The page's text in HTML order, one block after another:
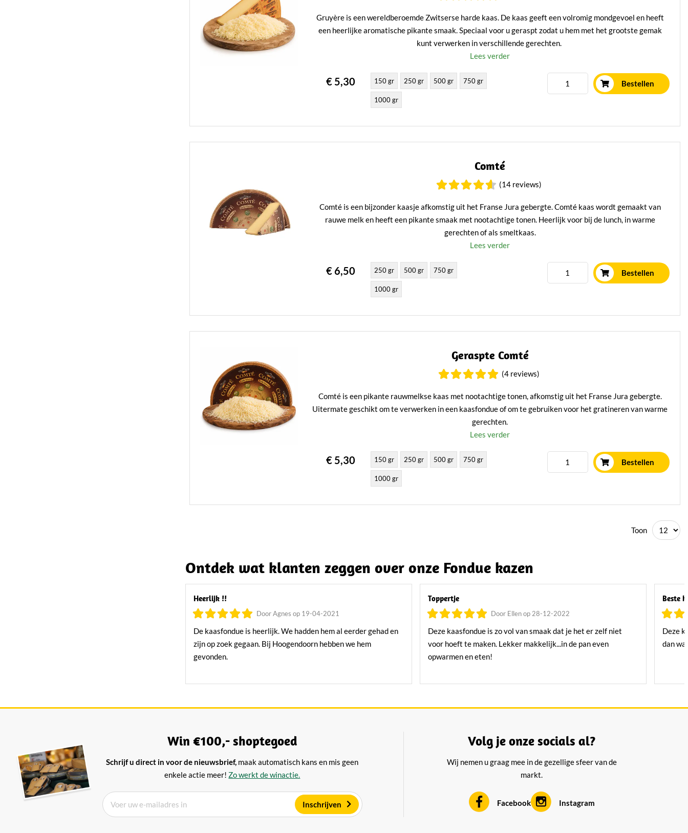
Gruyère is een wereldberoemde Zwitserse harde kaas. De kaas geeft een volromig mondgevoel en heeft
een heerlijke aromatische pikante smaak. Speciaal voor u geraspt zodat u hem met het grootste gemak
kunt verwerken in verschillende gerechten.
Lees verder
€ 5,30 150 gr 250 gr 500 gr 750 gr
1000 gr
Bestellen
Comté
(14 reviews)
Comté is een bijzonder kaasje afkomstig uit het Franse Jura gebergte. Comté kaas wordt gemaakt van
rauwe melk en heeft een pikante smaak met nootachtige tonen. Heerlijk voor bij de lunch, in warme
gerechten of als smeltkaas.
Lees verder
€ 6,50 250 gr 500 gr 750 gr
1000 gr
Bestellen
Geraspte Comté
(4 reviews)
Comté is een pikante rauwmelkse kaas met nootachtige tonen, afkomstig uit het Franse Jura gebergte.
Uitermate geschikt om te verwerken in een kaasfondue of om te gebruiken voor het gratineren van warme
gerechten.
Lees verder
€ 5,30 150 gr 250 gr 500 gr 750 gr
1000 gr
Bestellen
Toon
Ontdek wat klanten zeggen over onze Fondue kazen
Heerlijk !!
Door Agnes op 19-04-2021
De kaasfondue is heerlijk. We hadden hem al eerder gehad en
zijn op zoek gegaan. Bij Hoogendoorn hebben we hem
gevonden.
Toppertje
Door Ellen op 28-12-2022
Deze kaasfondue is zo vol van smaak dat je het er zelf niet
voor hoeft te maken. Lekker makkelijk...in de pan even
opwarmen en eten!
Beste
Deze
dan
Win €100,- shoptegoed
Schrijf u direct in voor de nieuwsbrief, maak automatisch kans en mis geen
enkele actie meer! Zo werkt de winactie.
Inschrijven
Volg je onze socials al?
Wij nemen u graag mee in de gezellige sfeer van de
markt.
Facebook Instagram